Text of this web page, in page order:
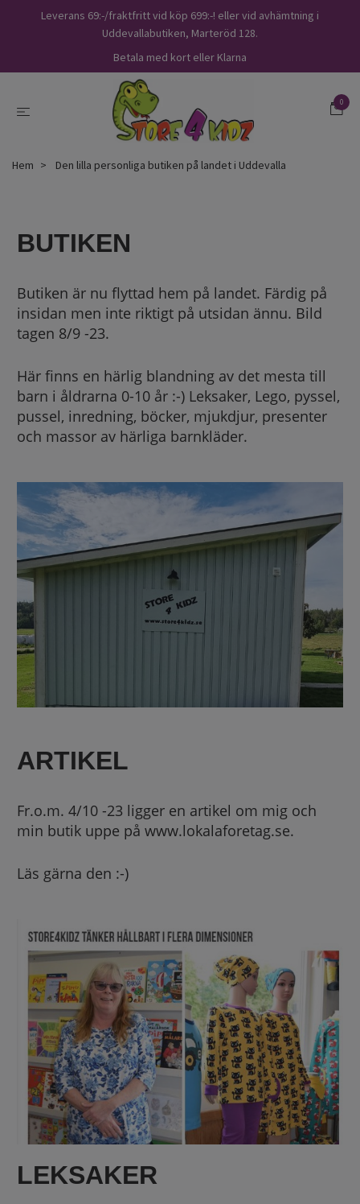
Leverans 69:-/fraktfritt vid köp 699:-! eller vid avhämtning i
Uddevallabutiken, Marteröd 128.
Betala med kort eller Klarna
0
Hem Den lilla personliga butiken på landet i Uddevalla
BUTIKEN
Butiken är nu flyttad hem på landet. Färdig på
insidan men inte riktigt på utsidan ännu. Bild
tagen 8/9 -23.
Här finns en härlig blandning av det mesta till
barn i åldrarna 0-10 år :-) Leksaker, Lego, pyssel,
pussel, inredning, böcker, mjukdjur, presenter
och massor av härliga barnkläder.
ARTIKEL
Fr.o.m. 4/10 -23 ligger en artikel om mig och
min butik uppe på www.lokalaforetag.se.
Läs gärna den :-)
LEKSAKER